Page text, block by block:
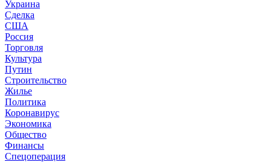
Украина
Сделка
США
Россия
Торговля
Культура
Путин
Строительство
Жилье
Политика
Коронавирус
Экономика
Общество
Финансы
Спецоперация